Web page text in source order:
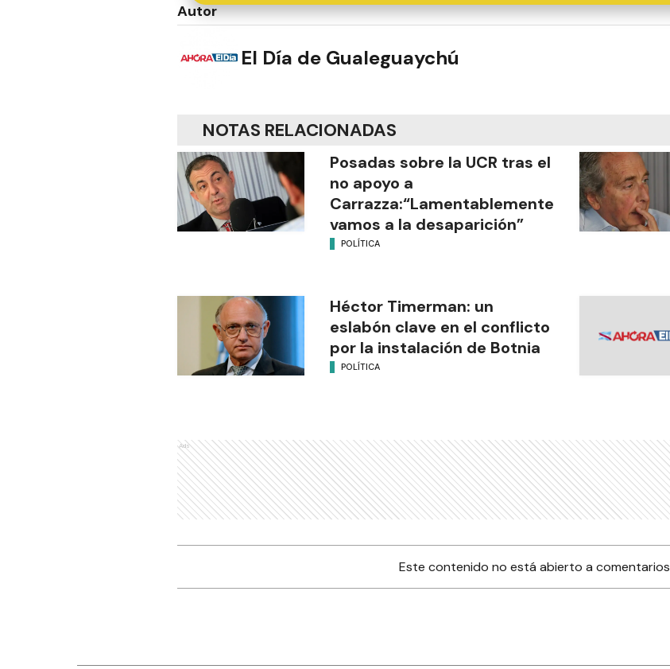
Autor
El Día de Gualeguaychú
NOTAS RELACIONADAS
Posadas sobre la UCR tras el
no apoyo a
Carrazza:“Lamentablemente
vamos a la desaparición”
POLÍTICA
Héctor Timerman: un
eslabón clave en el conflicto
por la instalación de Botnia
POLÍTICA
Ads
Este contenido no está abierto a comentarios